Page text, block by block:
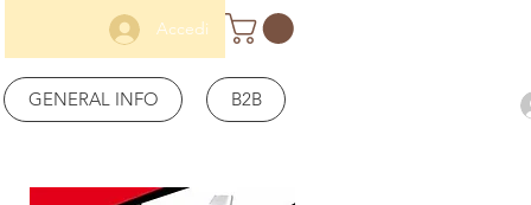
Accedi
GENERAL INFO B2B